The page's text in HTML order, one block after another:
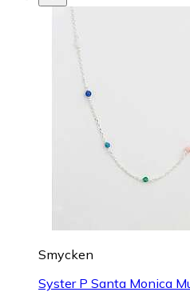
Smycken
Syster P Santa Monica